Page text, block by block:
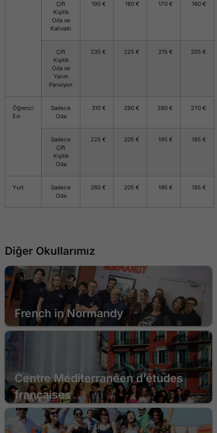
Çift
Kişilik
Oda ve
Kahvaltı
190 € 180 € 170 € 160 €
Çift
Kişilik
Oda ve
Yarım
Pansiyon
235 € 225 € 215 € 205 €
Öğrenci
Evi
Sadece
Oda
310 € 290 € 280 € 270 €
Sadece
Çift
Kişilik
Oda
225 € 205 € 195 € 185 €
Yurt
Sadece
Oda
260 € 205 € 195 € 185 €
Diğer Okullarımız
French in Normandy
Monaco Yaz Okulu
Centre Méditerranéen d’études
françaises
Lyon Nice Paris
Annecy Dil Okulu